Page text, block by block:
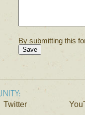
By submitting this
Twitter